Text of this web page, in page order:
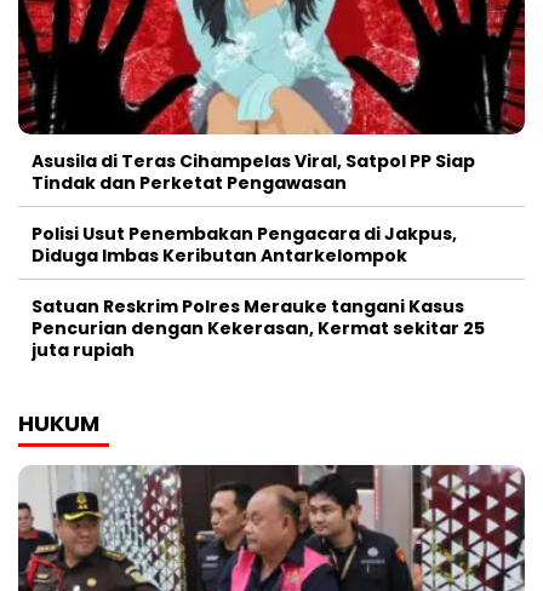
Asusila di Teras Cihampelas Viral, Satpol PP Siap
Tindak dan Perketat Pengawasan
Polisi Usut Penembakan Pengacara di Jakpus,
Diduga Imbas Keributan Antarkelompok
Satuan Reskrim Polres Merauke tangani Kasus
Pencurian dengan Kekerasan, Kermat sekitar 25
juta rupiah
HUKUM